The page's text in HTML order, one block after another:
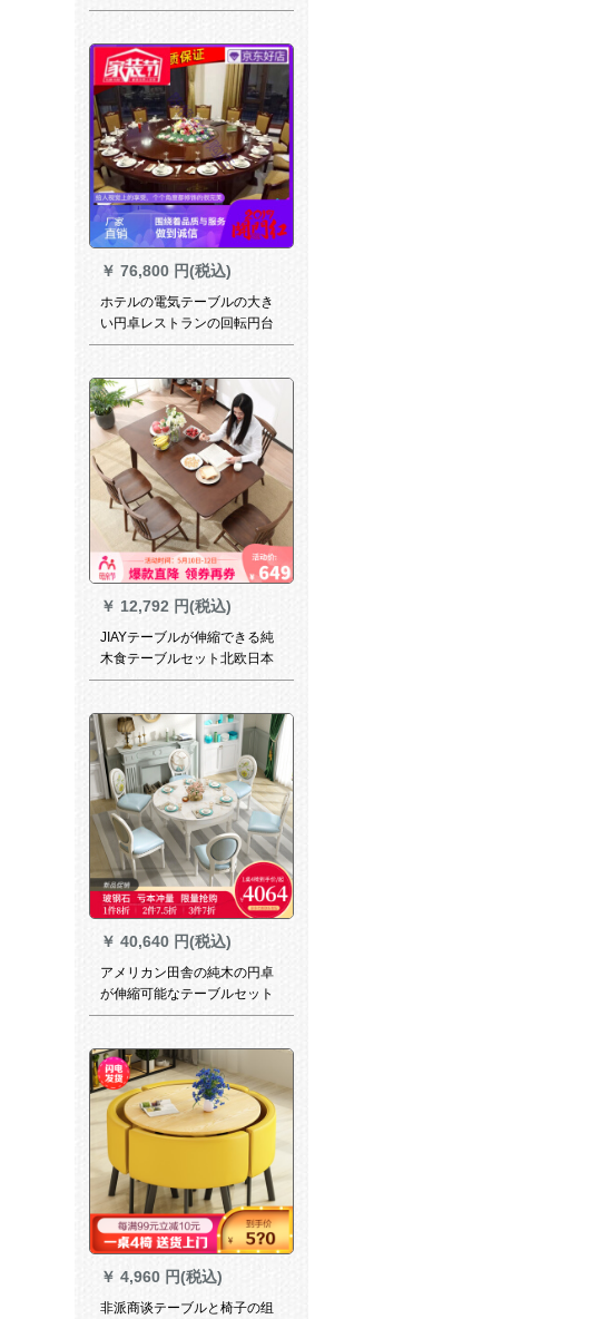
ーブルとテーブルセット6人テ
1300*700*850【木面】
￥ 76,800 円(税込)
ホテルの電気テーブルの大き
い円卓レストランの回転円台
の円形の宴会のテーブルと椅
の電動の直径の3.2メートル
￥ 12,792 円(税込)
JIAYテーブルが伸縮できる純
木食テーブルセット北欧日本
式テーブルミニプロテーブル
￥ 40,640 円(税込)
アメリカン田舎の純木の円卓
が伸縮可能なテーブルセット
の白い田園洋風大理石テーブ
伸縮円卓（金糸の白いテーブ
ル）+4椅子
￥ 4,960 円(税込)
非派商谈テーブルと椅子の组